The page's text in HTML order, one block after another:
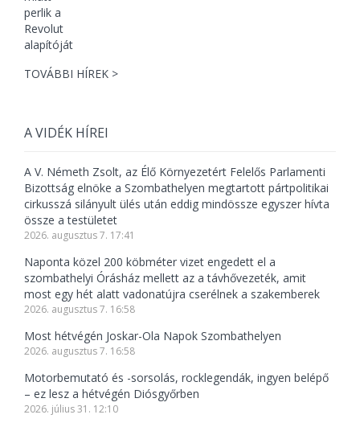
TOVÁBBI HÍREK >
A VIDÉK HÍREI
A V. Németh Zsolt, az Élő Környezetért Felelős Parlamenti
Bizottság elnöke a Szombathelyen megtartott pártpolitikai
cirkusszá silányult ülés után eddig mindössze egyszer hívta
össze a testületet
2026. augusztus 7. 17:41
Naponta közel 200 köbméter vizet engedett el a
szombathelyi Órásház mellett az a távhővezeték, amit
most egy hét alatt vadonatújra cserélnek a szakemberek
2026. augusztus 7. 16:58
Most hétvégén Joskar-Ola Napok Szombathelyen
2026. augusztus 7. 16:58
Motorbemutató és -sorsolás, rocklegendák, ingyen belépő
– ez lesz a hétvégén Diósgyőrben
2026. július 31. 12:10